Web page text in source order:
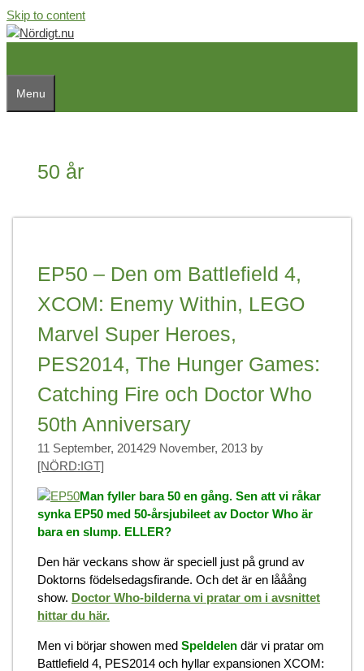
Skip to content
Menu
50 år
EP50 – Den om Battlefield 4,
XCOM: Enemy Within, LEGO
Marvel Super Heroes,
PES2014, The Hunger Games:
Catching Fire och Doctor Who
50th Anniversary
11 September, 201429 November, 2013 by
[NÖRD:IGT]
Man fyller bara 50 en gång. Sen att vi råkar
synka EP50 med 50-årsjubileet av Doctor Who är
bara en slump. ELLER?
Den här veckans show är speciell just på grund av
Doktorns födelsedagsfirande. Och det är en lååång
show. Doctor Who-bilderna vi pratar om i avsnittet
hittar du här.
Men vi börjar showen med Speldelen där vi pratar om
Battlefield 4, PES2014 och hyllar expansionen XCOM: